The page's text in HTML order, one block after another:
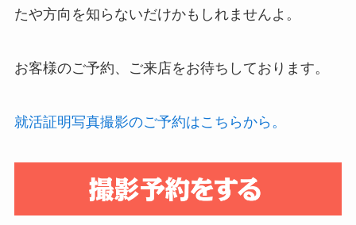
たや方向を知らないだけかもしれませんよ。
お客様のご予約、ご来店をお待ちしております。
就活証明写真撮影のご予約はこちらから。